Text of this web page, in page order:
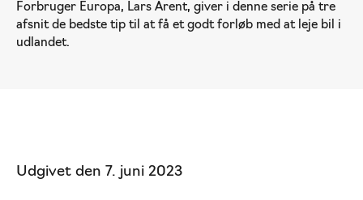
Forbruger Europa, Lars Arent, giver i denne serie på tre
afsnit de bedste tip til at få et godt forløb med at leje bil i
udlandet.
Udgivet den 7. juni 2023